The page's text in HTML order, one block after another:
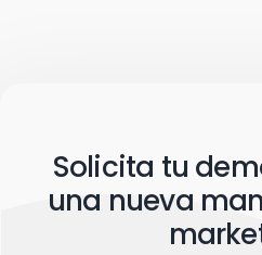
Solicita tu
una nueva